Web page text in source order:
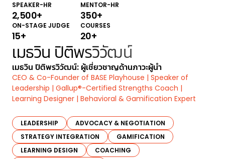
เมธวิน ปิติพรวิวัฒน์
เมธวิน ปิติพรวิวัฒน์: ผู้เชี่ยวชาญด้านภาวะผู้นำ
CEO & Co-Founder of BASE Playhouse | Speaker of
Leadership | Gallup®-Certified Strengths Coach |
Learning Designer | Behavioral & Gamification Expert
LEADERSHIP
ADVOCACY & NEGOTIATION
STRATEGY INTEGRATION
GAMIFICATION
LEARNING DESIGN
COACHING
SPEAKER-HR
2,500+
MENTOR-HR
350+
ON-STAGE JUDGE
15+
COURSES
20+